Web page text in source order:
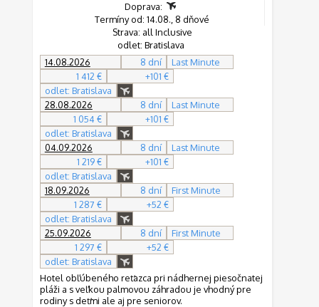
Doprava:
Termíny od: 14.08., 8 dňové
Strava: all Inclusive
odlet: Bratislava
14.08.2026
8 dní
Last Minute
1 412 €
+101 €
odlet: Bratislava
28.08.2026
8 dní
Last Minute
1 054 €
+101 €
odlet: Bratislava
04.09.2026
8 dní
Last Minute
1 219 €
+101 €
odlet: Bratislava
18.09.2026
8 dní
First Minute
1 287 €
+52 €
odlet: Bratislava
25.09.2026
8 dní
First Minute
1 297 €
+52 €
odlet: Bratislava
Hotel obľúbeného reťazca pri nádhernej piesočnatej
pláži a s veľkou palmovou záhradou je vhodný pre
rodiny s deťmi ale aj pre seniorov.